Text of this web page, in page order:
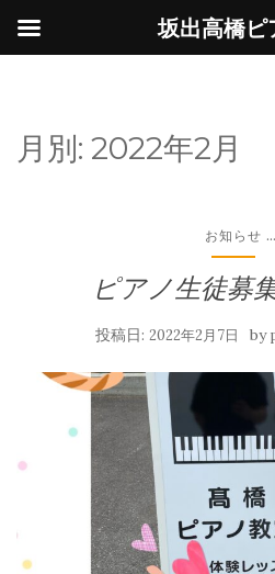
月別: 2022年2月
お知らせ ...
ピアノ生徒募
投稿日: 2022年2月7日 by
坂出高橋ピ